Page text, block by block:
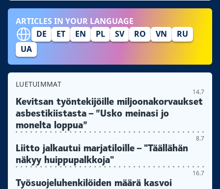
ARTICLES IN YOUR LANGUAGE
DE
ET EN PL SV RO VN
RU
UA
LUETUIMMAT
14.7
Kevitsan työntekijöille miljoonakorvaukset
asbestikiistasta – ”Usko meinasi jo
monelta loppua”
8.7
Liitto jalkautui marjatiloille – "Täällähän
näkyy huippupalkkoja"
16.7
Työsuojeluhenkilöiden määrä kasvoi